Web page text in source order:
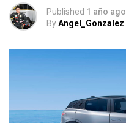
Published 1 año ago
ByAngel_Gonzalez